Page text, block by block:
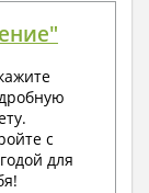
с
для